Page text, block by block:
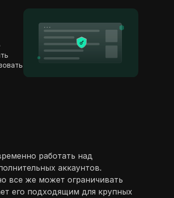
работать над
аккаунтов.
все же может ограничивать
его подходящим для крупных